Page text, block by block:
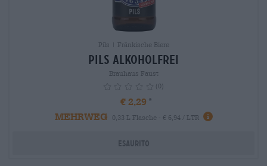
Pils | Fränkische Biere
Pils alkoholfrei
Brauhaus Faust
(0)
€ 2,29
MEHRWEG
0,33 L Flasche - € 6,94 / LTR info
Esaurito